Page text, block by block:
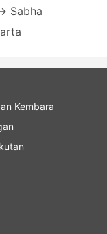
Sabha
Kembara